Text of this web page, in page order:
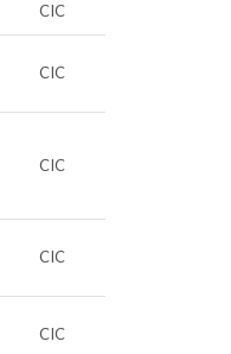
CIC
CIC
CIC
CIC
CIC